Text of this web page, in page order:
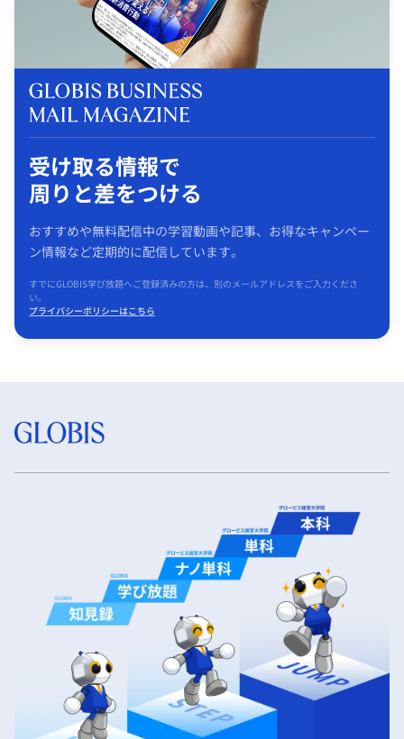
受け取る情報で
周りと差をつける
おすすめや無料配信中の学習動画や記事、お得なキャンペー
ン情報など定期的に配信しています。
すでにGLOBIS学び放題へご登録済みの方は、別のメールアドレスをご入力くださ
い。
プライバシーポリシーはこちら